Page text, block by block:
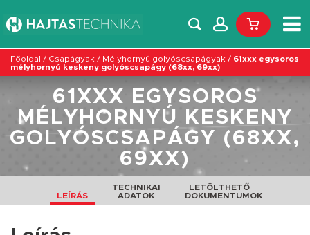
Főoldal / Csapágyak / Mélyhornyú golyóscsapágyak / 61xxx egysoros
mélyhornyú keskeny golyóscsapágy (68xx, 69xx)
61XXX EGYSOROS
MÉLYHORNYÚ KESKENY
GOLYÓSCSAPÁGY (68XX,
69XX)
LEÍRÁS
TECHNIKAI
ADATOK
LETÖLTHETŐ
DOKUMENTUMOK